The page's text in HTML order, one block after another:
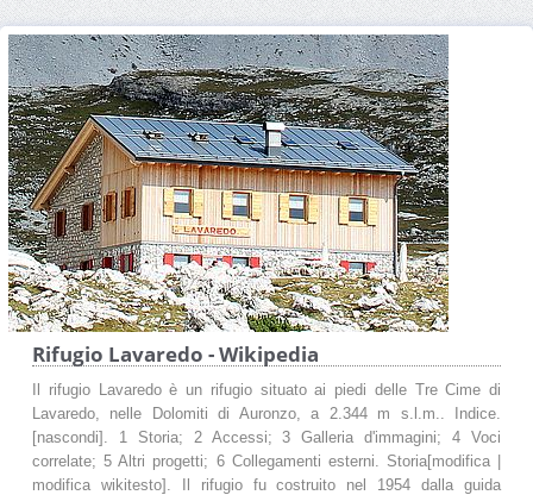
Rifugio Lavaredo - Wikipedia
Il rifugio Lavaredo è un rifugio situato ai piedi delle Tre Cime di
Lavaredo, nelle Dolomiti di Auronzo, a 2.344 m s.l.m.. Indice.
[nascondi]. 1 Storia; 2 Accessi; 3 Galleria d'immagini; 4 Voci
correlate; 5 Altri progetti; 6 Collegamenti esterni. Storia[modifica |
modifica wikitesto]. Il rifugio fu costruito nel 1954 dalla guida